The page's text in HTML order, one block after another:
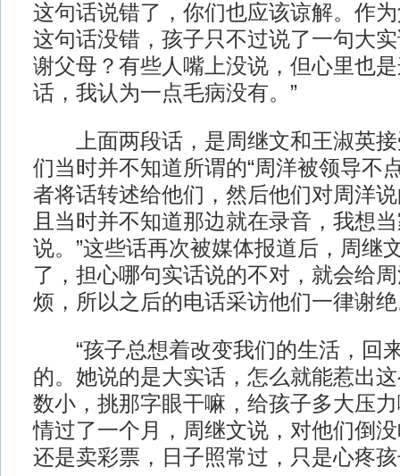
这句话说错了，你们也应该谅解。作
这句话没错，孩子只不过说了一句大
谢父母？有些人嘴上没说，但心里也
话，我认为一点毛病没有。”
上面两段话，是周继文和王淑英接
们当时并不知道所谓的“周洋被领导不
者将话转述给他们，然后他们对周洋
且当时并不知道那边就在录音，我想
说。”这些话再次被媒体报道后，周继
了，担心哪句实话说的不对，就会给
烦，所以之后的电话采访他们一律谢
“孩子总想着改变我们的生活，回
的。她说的是大实话，怎么就能惹出
数小，挑那字眼干嘛，给孩子多大压
情过了一个月，周继文说，对他们倒
还是卖彩票，日子照常过，只是心疼